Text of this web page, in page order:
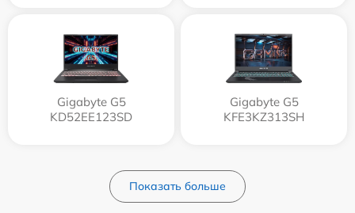
Gigabyte G5
KD52EE123SD
Gigabyte G5
KFE3KZ313SH
Показать больше